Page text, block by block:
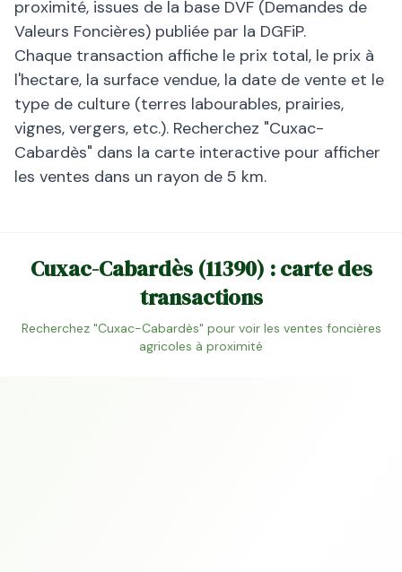
proximité, issues de la base DVF (Demandes de
Valeurs Foncières) publiée par la DGFiP.
Chaque transaction affiche le prix total, le prix à
l'hectare, la surface vendue, la date de vente et le
type de culture (terres labourables, prairies,
vignes, vergers, etc.). Recherchez "Cuxac-
Cabardès" dans la carte interactive pour afficher
les ventes dans un rayon de 5 km.
Cuxac-Cabardès(11390) : carte des
transactions
Recherchez "Cuxac-Cabardès" pour voir les ventes foncières
agricoles à proximité